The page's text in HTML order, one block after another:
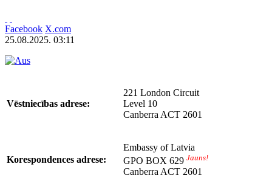
Facebook X.com
25.08.2025. 03:11
Vēstniecības adrese:
221 London Circuit
Level 10
Canberra ACT 2601
Korespondences adrese:
Embassy of Latvia
GPO BOX 629 Jauns!
Canberra ACT 2601